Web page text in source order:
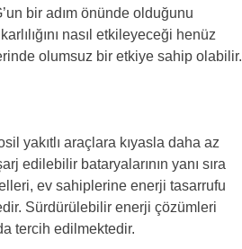
bir adım önünde olduğunu
nasıl etkileyeceği henüz
olumsuz bir etkiye sahip olabilir.
yakıtlı araçlara kıyasla daha az
edilebilir bataryalarının yanı sıra
ev sahiplerine enerji tasarrufu
Sürdürülebilir enerji çözümleri
tercih edilmektedir.